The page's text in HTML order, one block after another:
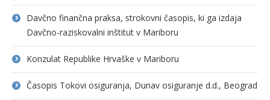
Davčno finančna praksa, strokovni časopis, ki ga izdaja
Davčno-raziskovalni inštitut v Mariboru
Konzulat Republike Hrvaške v Mariboru
Časopis Tokovi osiguranja, Dunav osiguranje d.d., Beograd